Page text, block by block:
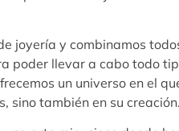
joyería y combinamos
poder llevar a cabo todo
un universo en el
sino también en su